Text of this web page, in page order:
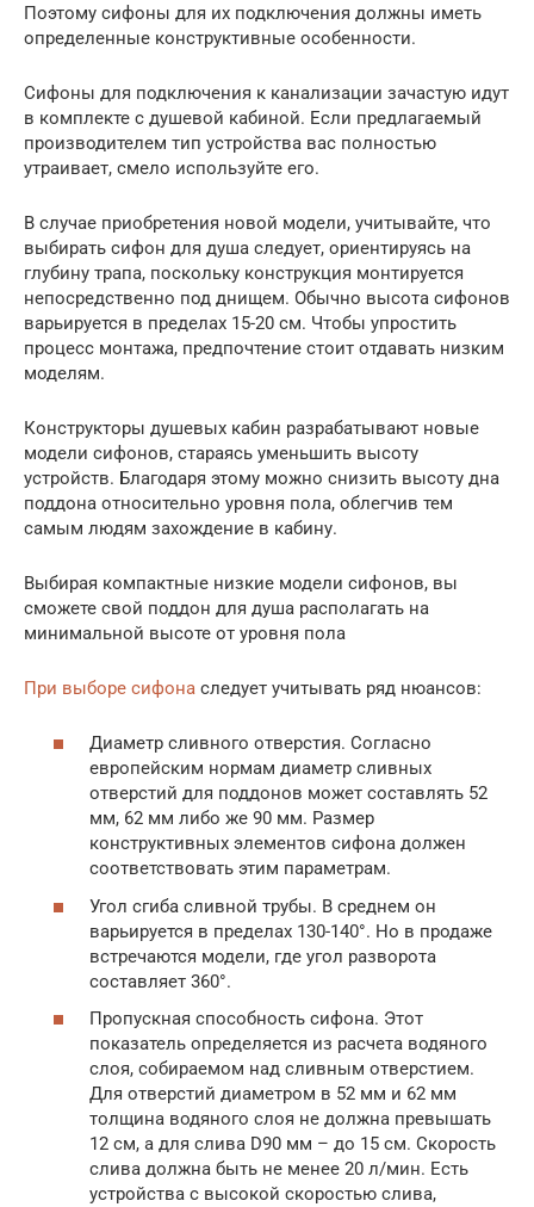
Поэтому сифоны для их подключения должны иметь
определенные конструктивные особенности.
Сифоны для подключения к канализации зачастую идут
в комплекте с душевой кабиной. Если предлагаемый
производителем тип устройства вас полностью
утраивает, смело используйте его.
В случае приобретения новой модели, учитывайте, что
выбирать сифон для душа следует, ориентируясь на
глубину трапа, поскольку конструкция монтируется
непосредственно под днищем. Обычно высота сифонов
варьируется в пределах 15-20 см. Чтобы упростить
процесс монтажа, предпочтение стоит отдавать низким
моделям.
Конструкторы душевых кабин разрабатывают новые
модели сифонов, стараясь уменьшить высоту
устройств. Благодаря этому можно снизить высоту дна
поддона относительно уровня пола, облегчив тем
самым людям захождение в кабину.
Выбирая компактные низкие модели сифонов, вы
сможете свой поддон для душа располагать на
минимальной высоте от уровня пола
При выборе сифона следует учитывать ряд нюансов:
Диаметр сливного отверстия. Согласно
европейским нормам диаметр сливных
отверстий для поддонов может составлять 52
мм, 62 мм либо же 90 мм. Размер
конструктивных элементов сифона должен
соответствовать этим параметрам.
Угол сгиба сливной трубы. В среднем он
варьируется в пределах 130-140°. Но в продаже
встречаются модели, где угол разворота
составляет 360°.
Пропускная способность сифона. Этот
показатель определяется из расчета водяного
слоя, собираемом над сливным отверстием.
Для отверстий диаметром в 52 мм и 62 мм
толщина водяного слоя не должна превышать
12 см, а для слива D90 мм – до 15 см. Скорость
слива должна быть не менее 20 л/мин. Есть
устройства с высокой скоростью слива,